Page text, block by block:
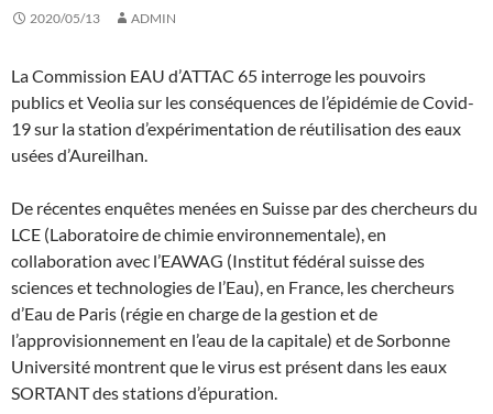
2020/05/13 ADMIN
La Commission EAU d’ATTAC 65 interroge les pouvoirs
publics et Veolia sur les conséquences de l’épidémie de Covid-
19 sur la station d’expérimentation de réutilisation des eaux
usées d’Aureilhan.
De récentes enquêtes menées en Suisse par des chercheurs du
LCE (Laboratoire de chimie environnementale), en
collaboration avec l’EAWAG (Institut fédéral suisse des
sciences et technologies de l’Eau), en France, les chercheurs
d’Eau de Paris (régie en charge de la gestion et de
l’approvisionnement en l’eau de la capitale) et de Sorbonne
Université montrent que le virus est présent dans les eaux
SORTANT des stations d’épuration.